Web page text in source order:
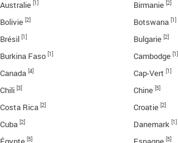
Australie [1] Birmanie [2]
Bolivie [2] Botswana [1]
Brésil [1] Bulgarie [2]
Burkina Faso [1] Cambodge [1]
Canada [4] Cap-Vert [1]
Chili [3] Chine [5]
Costa Rica [2] Croatie [2]
Cuba [2] Danemark [1]
[5] [5]